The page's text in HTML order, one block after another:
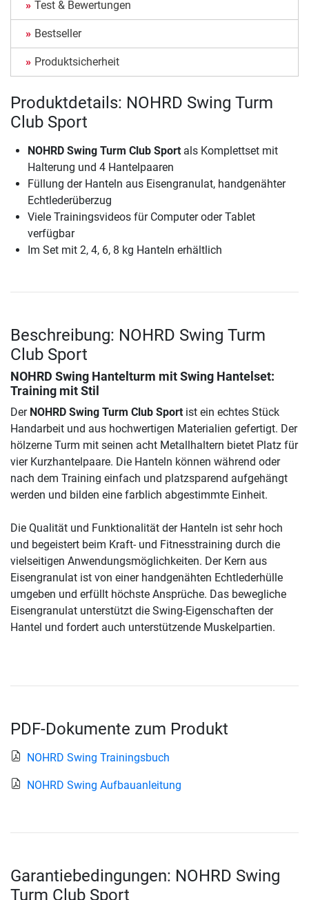
Test & Bewertungen
Bestseller
Produktsicherheit
Produktdetails: NOHRD Swing Turm
Club Sport
NOHRD Swing Turm Club Sport als Komplettset mit
Halterung und 4 Hantelpaaren
Füllung der Hanteln aus Eisengranulat, handgenähter
Echtlederüberzug
Viele Trainingsvideos für Computer oder Tablet
verfügbar
Im Set mit 2, 4, 6, 8 kg Hanteln erhältlich
Beschreibung: NOHRD Swing Turm
Club Sport
NOHRD Swing Hantelturm mit Swing Hantelset:
Training mit Stil
Der NOHRD Swing Turm Club Sport ist ein echtes Stück
Handarbeit und aus hochwertigen Materialien gefertigt. Der
hölzerne Turm mit seinen acht Metallhaltern bietet Platz für
vier Kurzhantelpaare. Die Hanteln können während oder
nach dem Training einfach und platzsparend aufgehängt
werden und bilden eine farblich abgestimmte Einheit.
Die Qualität und Funktionalität der Hanteln ist sehr hoch
und begeistert beim Kraft- und Fitnesstraining durch die
vielseitigen Anwendungsmöglichkeiten. Der Kern aus
Eisengranulat ist von einer handgenähten Echtlederhülle
umgeben und erfüllt höchste Ansprüche. Das bewegliche
Eisengranulat unterstützt die Swing-Eigenschaften der
Hantel und fordert auch unterstützende Muskelpartien.
PDF-Dokumente zum Produkt
NOHRD Swing Trainingsbuch
NOHRD Swing Aufbauanleitung
Garantiebedingungen: NOHRD Swing
Turm Club Sport